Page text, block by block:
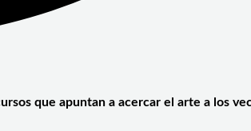
que apuntan a acercar el arte a los